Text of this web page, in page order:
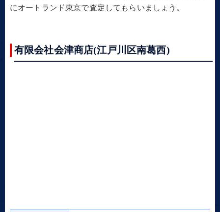
にオートランド東京で査定してもらいましょう。
有限会社会津商店(江戸川区南葛西)